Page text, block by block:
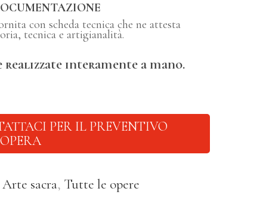
con scheda tecnica che ne attesta
tecnica e artigianalità.
realizzate interamente a mano.
PER IL PREVENTIVO
Arte sacra, Tutte le opere